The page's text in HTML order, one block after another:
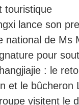
touristique
lance son
national de
pour
: le
et le
visitent le